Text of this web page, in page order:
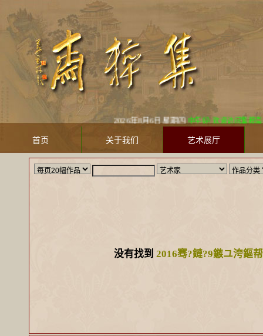
2026年8月6日 星期四 中午好! 欢迎访问集粹斋美
首页 关于我们 艺术展厅
没有找到 2016骞?鏈?9鏃ユ洿鏂